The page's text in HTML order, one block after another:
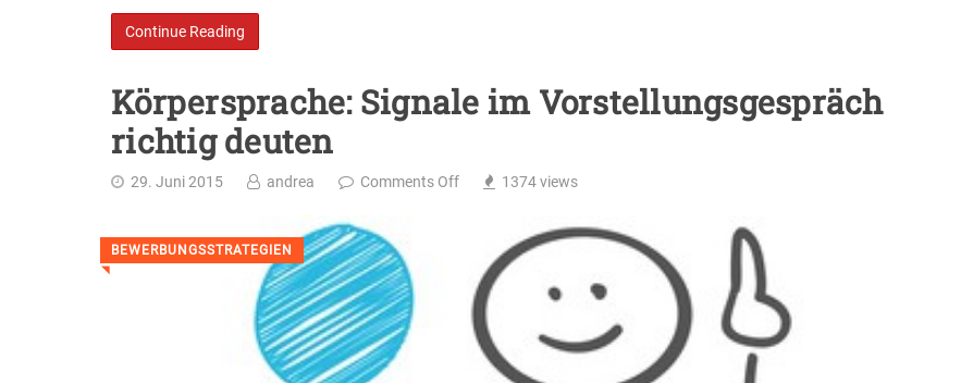
Continue Reading
Körpersprache: Signale im Vorstellungsgespräch
richtig deuten
29. Juni 2015 andrea Comments Off 1374views
BEWERBUNGSSTRATEGIEN
◥